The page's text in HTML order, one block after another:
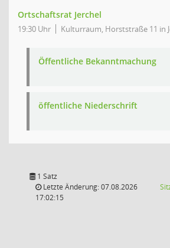
Ortschaftsrat Jerchel
19:30 Uhr Kulturraum, Horststraße 11 in
Öffentliche Bekanntmachung
öffentliche Niederschrift
1 Satz
Letzte Änderung: 07.08.2026
17:02:15